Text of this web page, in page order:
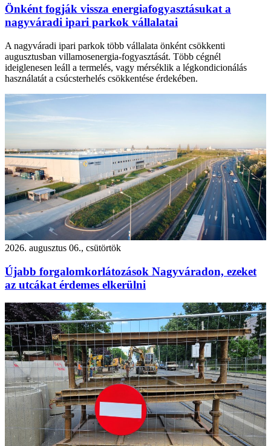
Önként fogják vissza energiafogyasztásukat a
nagyváradi ipari parkok vállalatai
A nagyváradi ipari parkok több vállalata önként csökkenti
augusztusban villamosenergia-fogyasztását. Több cégnél
ideiglenesen leáll a termelés, vagy mérséklik a légkondicionálás
használatát a csúcsterhelés csökkentése érdekében.
2026. augusztus 06., csütörtök
Újabb forgalomkorlátozások Nagyváradon, ezeket
az utcákat érdemes elkerülni